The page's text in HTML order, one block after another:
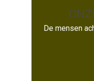
De mensen